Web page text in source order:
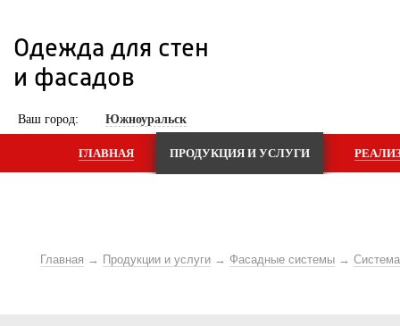
Одежда для стен
и фасадов
Ваш город: Южноуральск
ГЛАВНАЯ ПРОДУКЦИЯ И УСЛУГИ
Главная Продукции и услуги Фасадные системы